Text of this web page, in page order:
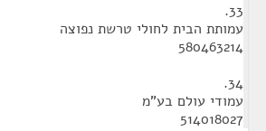
33.
עמותת הבית לחולי טרשת נפוצה
580463214
34.
עמודי עולם בע"מ
514018027